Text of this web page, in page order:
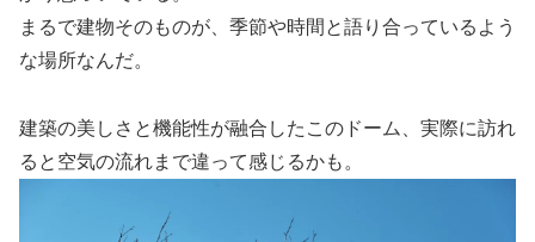
まるで建物そのものが、季節や時間と語り合っているよう
な場所なんだ。
建築の美しさと機能性が融合したこのドーム、実際に訪れ
ると空気の流れまで違って感じるかも。